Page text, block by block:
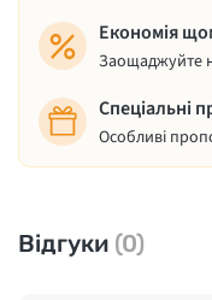
Економія
Заощаджуйте
Спеціальні
Особливі
Відгуки (0)